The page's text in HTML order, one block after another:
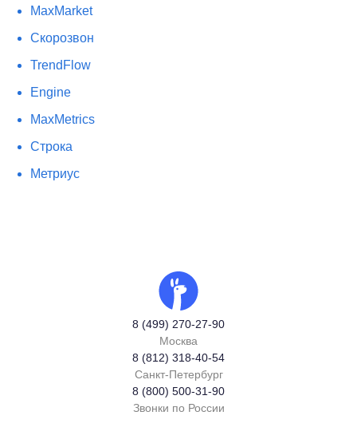
MaxMarket
Скорозвон
TrendFlow
Engine
MaxMetrics
Строка
Метриус
8 (499) 270-27-90
Москва
8 (812) 318-40-54
Санкт-Петербург
8 (800) 500-31-90
Звонки по России